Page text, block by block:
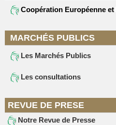
Coopération Européenne
MARCHÉS PUBLICS
Les Marchés Publics
Les consultations
REVUE DE PRESE
Notre Revue de Presse